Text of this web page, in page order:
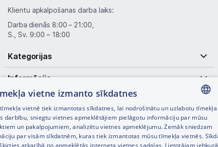
Uzņēmumiem
Informācija
Klientu apkalpošanas darba laiks:
Darba dienās 8:00 – 21:00,
S., Sv. 9:00 – 18:00
Kategorijas
Informācija
Noderīgas saites
LATVIAN
RUSSIAN
vietne izmanto sīkdatnes
vietnē tiek izmantotas sīkdatnes, lai nodrošinātu un uzlabotu tīmekļa
darbību, sniegtu vietnes apmeklētājiem pielāgotu informāciju par mūsu
un pakalpojumiem, analizētu vietnes apmeklējumu. Zemāk sniedzam
par visām sīkdatnēm, kuras tiek izmantotas mūsu tīmekļa vietnēs.
atkarībā no apmeklētās interneta vietnes sadaļas. Lietotājam